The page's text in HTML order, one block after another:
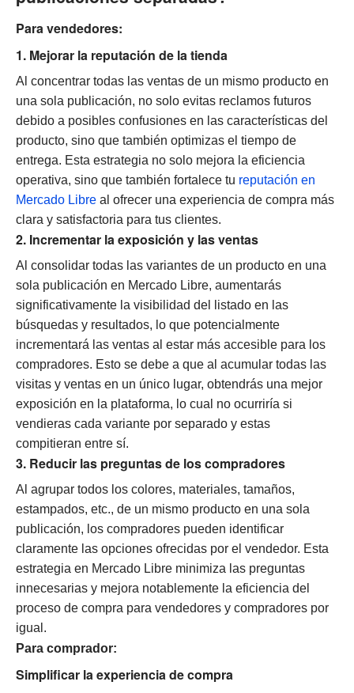
Para vendedores:
1. Mejorar la reputación de la tienda
Al concentrar todas las ventas de un mismo producto en
una sola publicación, no solo evitas reclamos futuros
debido a posibles confusiones en las características del
producto, sino que también optimizas el tiempo de
entrega. Esta estrategia no solo mejora la eficiencia
operativa, sino que también fortalece tu reputación en
Mercado Libre al ofrecer una experiencia de compra más
clara y satisfactoria para tus clientes.
2. Incrementar la exposición y las ventas
Al consolidar todas las variantes de un producto en una
sola publicación en Mercado Libre, aumentarás
significativamente la visibilidad del listado en las
búsquedas y resultados, lo que potencialmente
incrementará las ventas al estar más accesible para los
compradores. Esto se debe a que al acumular todas las
visitas y ventas en un único lugar, obtendrás una mejor
exposición en la plataforma, lo cual no ocurriría si
vendieras cada variante por separado y estas
compitieran entre sí.
3. Reducir las preguntas de los compradores
Al agrupar todos los colores, materiales, tamaños,
estampados, etc., de un mismo producto en una sola
publicación, los compradores pueden identificar
claramente las opciones ofrecidas por el vendedor. Esta
estrategia en Mercado Libre minimiza las preguntas
innecesarias y mejora notablemente la eficiencia del
proceso de compra para vendedores y compradores por
igual.
Para comprador:
Simplificar la experiencia de compra